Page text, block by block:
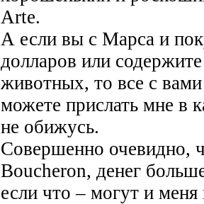
Arte.
А если вы с Марса и
долларов или
животных, то все с
можете прислать мне в
не обижусь.
Совершенно очевидно,
Boucheron, денег
если что – могут и